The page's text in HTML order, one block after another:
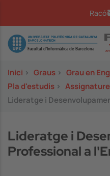
Racó
Image
Inici > Graus > Grau en
Pla d'estudis >
Lideratge i
Lideratge i
Professional a